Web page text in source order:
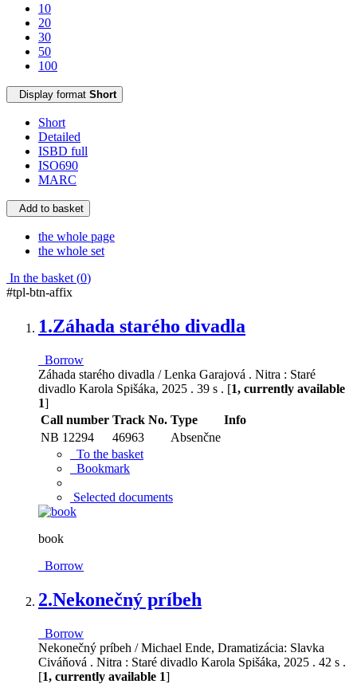
10
20
30
50
100
Display format Short
Short
Detailed
ISBD full
ISO690
MARC
Add to basket
the whole page
the whole set
In the basket (0)
#tpl-btn-affix
1.Záhada starého divadla
Borrow
Záhada starého divadla / Lenka Garajová . Nitra : Staré
divadlo Karola Spišáka, 2025 . 39 s . [1, currently available
1]
Call number Track No. Type
Info
NB 12294
46963
Absenčne
To the basket
Bookmark
Selected documents
book
Borrow
2.Nekonečný príbeh
Borrow
Nekonečný príbeh / Michael Ende, Dramatizácia: Slavka
Civáňová . Nitra : Staré divadlo Karola Spišáka, 2025 . 42 s .
[1, currently available 1]